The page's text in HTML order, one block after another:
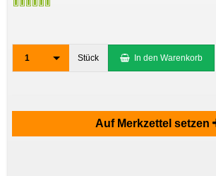
1 Stück In den Warenkorb
Auf Merkzettel setzen